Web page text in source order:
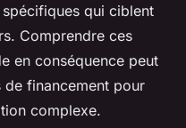
qui ciblent
Comprendre ces
en conséquence peut
financement pour
complexe.